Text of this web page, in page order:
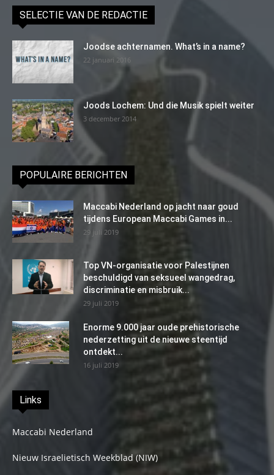
SELECTIE VAN DE REDACTIE
Joodse achternamen. What’s in a name?
22 januari 2016
Joods Lochem: Und die Musik spielt weiter
3 december 2014
POPULAIRE BERICHTEN
Maccabi Nederland op jacht naar goud
tijdens European Maccabi Games in...
29 juli 2019
Top VN-organisatie voor Palestijnen
beschuldigd van seksueel wangedrag,
discriminatie en misbruik...
29 juli 2019
Enorme 9.000 jaar oude prehistorische
nederzetting uit de nieuwe steentijd
ontdekt...
16 juli 2019
Links
Maccabi Nederland
Nieuw Israelietisch Weekblad (NIW)